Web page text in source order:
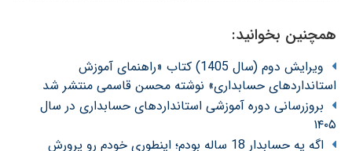
همچنین بخوانید:
ویرایش دوم (سال 1405) کتاب «راهنمای آموزش
استانداردهای حسابداری» نوشته محسن قاسمی منتشر شد
بروزرسانی دوره آموزشی استانداردهای حسابداری در سال
۱۴۰۵
اگه یه حسابدار 18 ساله بودم؛ اینطوری خودم رو پرورش